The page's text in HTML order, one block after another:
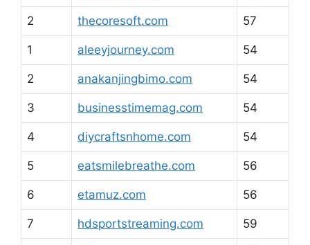
2 thecoresoft.com 57
1 aleeyjourney.com 54
2 anakanjingbimo.com 54
3 businesstimemag.com 54
4 diycraftsnhome.com 54
5 eatsmilebreathe.com 56
6 etamuz.com 56
7 hdsportstreaming.com 59